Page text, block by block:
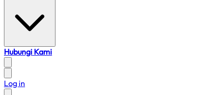
Hubungi Kami
Log in